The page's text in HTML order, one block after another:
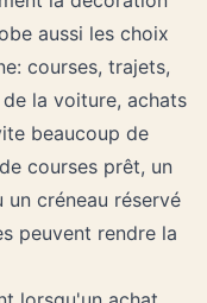
aussi les choix
courses, trajets,
la voiture, achats
beaucoup de
courses prêt, un
créneau réservé
peuvent rendre la